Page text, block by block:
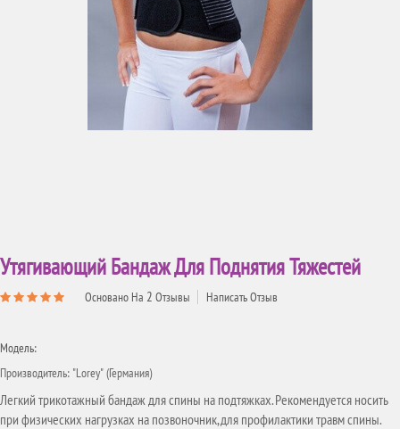
Утягивающий Бандаж Для Поднятия Тяжестей
Основано На 2 Отзывы Написать Отзыв
Модель:
Производитель: "Lorey" (Германия)
Легкий трикотажный бандаж для спины на подтяжках. Рекомендуется носить
при физических нагрузках на позвоночник, для профилактики травм спины.